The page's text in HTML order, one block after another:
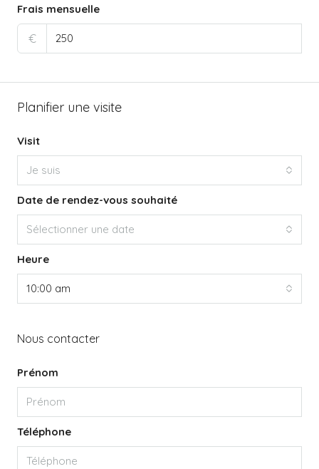
Frais mensuelle
€
Planifier une visite
Visit
Je suis
Date de rendez-vous souhaité
Sélectionner une date
Heure
10:00 am
Nous contacter
Prénom
Téléphone